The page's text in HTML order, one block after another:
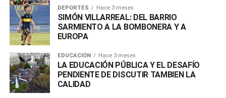
DEPORTES Hace 3 meses
SIMÓN VILLARREAL: DEL BARRIO
SARMIENTO A LA BOMBONERA Y A
EUROPA
EDUCACIÓN Hace 3 meses
LA EDUCACIÓN PÚBLICA Y EL DESAFÍO
PENDIENTE DE DISCUTIR TAMBIEN LA
CALIDAD